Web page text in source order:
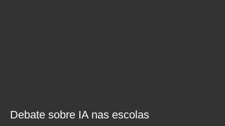
Debate sobre IA nas escolas